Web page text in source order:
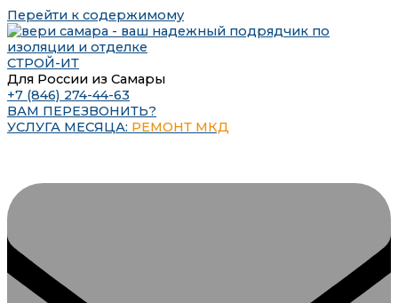
Перейти к содержимому
СТРОЙ-ИТ
Для России из Самары
+7 (846) 274-44-63
ВАМ ПЕРЕЗВОНИТЬ?
УСЛУГА МЕСЯЦА: РЕМОНТ МКД